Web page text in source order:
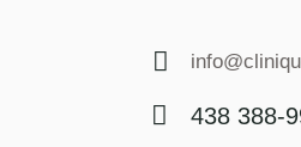
m
438 388-